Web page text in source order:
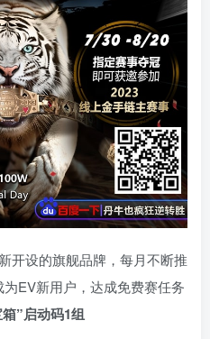
开设的旗舰品牌，每月不断推
EV新用户，达成免费赛任务
”启动码1组